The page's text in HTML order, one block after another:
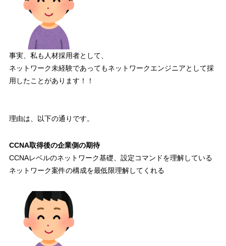
事実、私も人材採用者として、
ネットワーク未経験であってもネットワークエンジニアとして採
用したことがあります！！
理由は、以下の通りです。
CCNA取得後の企業側の期待
CCNAレベルのネットワーク基礎、設定コマンドを理解している
ネットワーク案件の構成を最低限理解してくれる